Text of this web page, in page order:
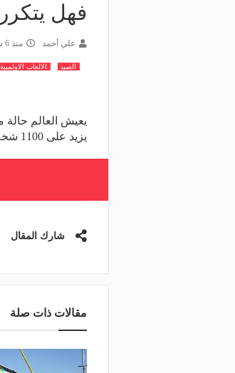
فهل يتكرر
علي أحمد منذ 6 سنوات
الصين الالعاب الاولمبية
يعيش العالم
يزيد على 1100 شخص وإصابة ما يزيد على 60 ألفًا. وتسبب الفيروس القاتل في
شارك المقال
مقالات ذات صلة